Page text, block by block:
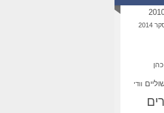
2014
וודי